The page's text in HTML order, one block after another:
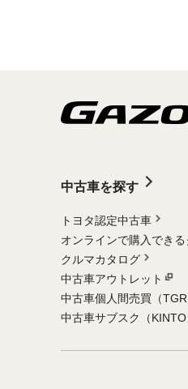
中古車を探す
トヨタ認定中古車
オンラインで購入できる
クルマカタログ
中古車アウトレット
中古車個人間売買（TGR
中古車サブスク（KINTO